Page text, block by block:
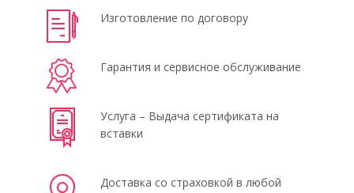
Изготовление по договору
Гарантия и сервисное обслуживание
Услуга – Выдача сертификата на
вставки
Доставка со страховкой в любой